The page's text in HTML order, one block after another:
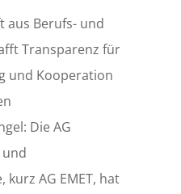
aus Berufs- und
Transparenz für
und Kooperation
Die AG
AG EMET, hat